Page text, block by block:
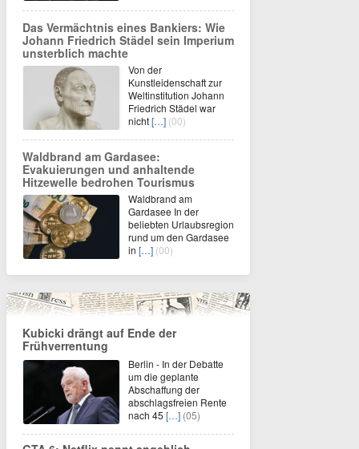
Das Vermächtnis eines Bankiers: Wie
Johann Friedrich Städel sein Imperium
unsterblich machte
Von der
Kunstleidenschaft zur
Weltinstitution Johann
Friedrich Städel war
nicht[…] (00)
Waldbrand am Gardasee:
Evakuierungen und anhaltende
Hitzewelle bedrohen Tourismus
Waldbrand am
Gardasee In der
beliebten Urlaubsregion
rund um den Gardasee
in […] (00)
Kubicki drängt auf Ende der
Frühverrentung
Berlin - In der Debatte
um die geplante
Abschaffung der
abschlagsfreien Rente
nach 45 […] (05)